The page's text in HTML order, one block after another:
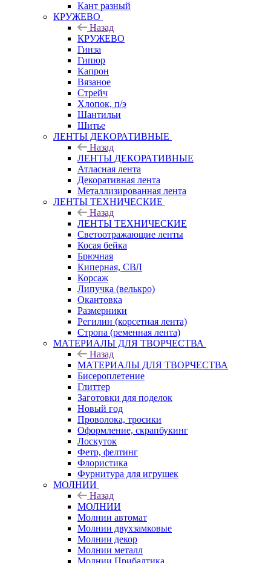
Кант разный
КРУЖЕВО
Назад
КРУЖЕВО
Гинза
Гипюр
Капрон
Вязаное
Стрейч
Хлопок, п/э
Шантильи
Шитье
ЛЕНТЫ ДЕКОРАТИВНЫЕ
Назад
ЛЕНТЫ ДЕКОРАТИВНЫЕ
Атласная лента
Декоративная лента
Металлизированная лента
ЛЕНТЫ ТЕХНИЧЕСКИЕ
Назад
ЛЕНТЫ ТЕХНИЧЕСКИЕ
Светоотражающие ленты
Косая бейка
Брючная
Киперная, СВЛ
Корсаж
Липучка (велькро)
Окантовка
Размерники
Регилин (корсетная лента)
Стропа (ременная лента)
МАТЕРИАЛЫ ДЛЯ ТВОРЧЕСТВА
Назад
МАТЕРИАЛЫ ДЛЯ ТВОРЧЕСТВА
Бисероплетение
Глиттер
Заготовки для поделок
Новый год
Проволока, тросики
Оформление, скрапбукинг
Лоскуток
Фетр, фелтинг
Флористика
Фурнитура для игрушек
МОЛНИИ
Назад
МОЛНИИ
Молнии автомат
Молнии двухзамковые
Молнии декор
Молнии металл
Молнии Прибалтика